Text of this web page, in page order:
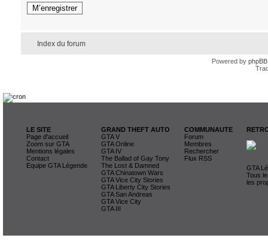
M’enregistrer
Index du forum
Powered by phpBB
LE SITE
Page d'accueil
Zoom sur GTA
Mentions légales
Contact
Equipe GTA Légende
GRAND THEFT AUTO
GTA V
GTA Online
GTA IV
The Ballad of Gay Tony
The Lost & Damned
GTA Chinatown Wars
GTA Vice City Stories
GTA Liberty City Stories
GTA San Andreas
GTA Vice City
GTA III
COMMUNAUTE
Forum
Membres
Rechercher
Flux RSS
GTA
Tous
les